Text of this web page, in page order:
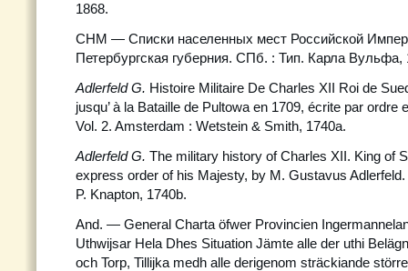
1868.
СНМ — Списки населенных мест Российской
Петербургская губерния. СПб. : Тип. Карла Вульфа,
Adlerfeld G. Histoire Militaire De Charles XII Roi de
jusqu’ à la Bataille de Pultowa en 1709, écrite par ordre
Vol. 2. Amsterdam : Wetstein & Smith, 1740a.
Adlerfeld G. The military history of Charles XII. King of
express order of his Majesty, by M. Gustavus
P. Knapton, 1740b.
And. — General Charta öfwer Provincien
Uthwijsar Hela Dhes Situation Jämte alle der uthi
och Torp, Tillijka medh alle derigenom sträckiande